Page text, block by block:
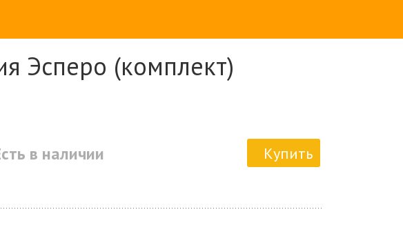
Эсперо (комплект)
в наличии Купить